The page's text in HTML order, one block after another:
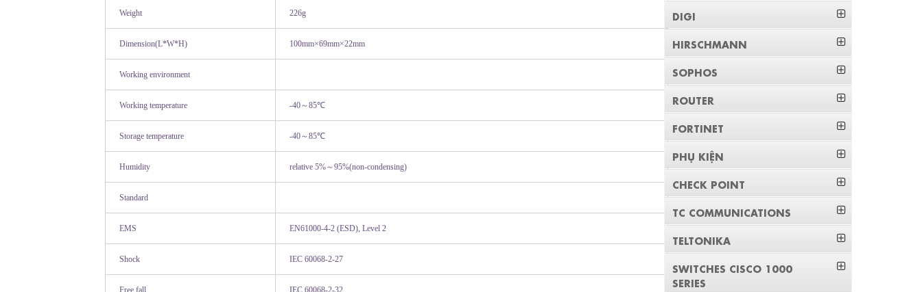
Weight 226g
Dimension(L*W*H) 100mm×69mm×22mm
Working environment
Working temperature -40～85℃
Storage temperature -40～85℃
Humidity relative 5%～95%(non-condensing)
Standard
EMS EN61000-4-2 (ESD), Level 2
Shock IEC 60068-2-27
DIGI
HIRSCHMANN
SOPHOS
ROUTER
FORTINET
PHỤ KIỆN
CHECK POINT
TC COMMUNICATIONS
TELTONIKA
SWITCHES CISCO 1000
SERIES